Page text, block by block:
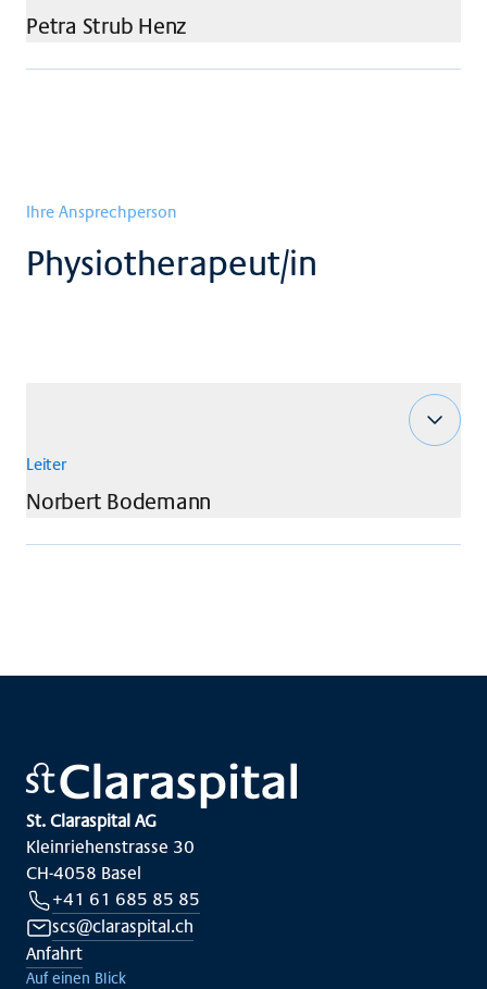
Petra Strub Henz
Ihre Ansprechperson
Physiotherapeut/in
Leiter
Norbert Bodemann
St. Claraspital AG
Kleinriehenstrasse 30
CH-4058 Basel
+41 61 685 85 85
scs@claraspital.ch
Anfahrt
Auf einen Blick